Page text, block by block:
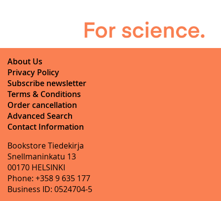
About Us
Privacy Policy
Subscribe newsletter
Terms & Conditions
Order cancellation
Advanced Search
Contact Information
Bookstore Tiedekirja
Snellmaninkatu 13
00170 HELSINKI
Phone: +358 9 635 177
Business ID: 0524704-5